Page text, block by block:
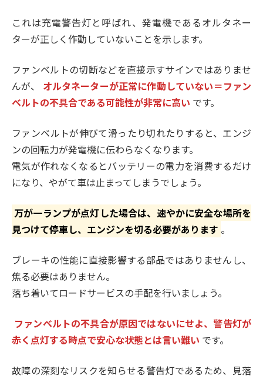
これは充電警告灯と呼ばれ、発電機であるオルタネー
ターが正しく作動していないことを示します。
ファンベルトの切断などを直接示すサインではありませ
んが、
オルタネーターが正常に作動していない＝ファン
ベルトの不具合である可能性が非常に高い です。
ファンベルトが伸びて滑ったり切れたりすると、エンジ
ンの回転力が発電機に伝わらなくなります。
電気が作れなくなるとバッテリーの電力を消費するだけ
になり、やがて車は止まってしまうでしょう。
万が一ランプが点灯した場合は、速やかに安全な場所を
見つけて停車し、エンジンを切る必要があります 。
ブレーキの性能に直接影響する部品ではありませんし、
焦る必要はありません。
落ち着いてロードサービスの手配を行いましょう。
ファンベルトの不具合が原因ではないにせよ、警告灯が
赤く点灯する時点で安心な状態とは言い難い です。
故障の深刻なリスクを知らせる警告灯であるため、見落